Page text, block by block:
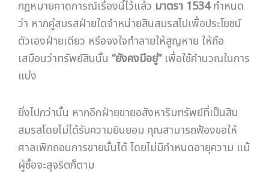
กฎหมายคาดการณ์เรื่องนี้ไว้แล้ว มาตรา 1534กำหนด
ว่า หากคู่สมรสฝ่ายใดจำหน่ายสินสมรสไปเพื่อประโยชน์
ตัวเองฝ่ายเดียว หรือจงใจทำลายให้สูญหาย ให้ถือ
เสมือนว่าทรัพย์สินนั้น “ยังคงมีอยู่”เพื่อใช้คำนวณในการ
แบ่ง
ยิ่งไปกว่านั้น หากอีกฝ่ายขายอสังหาริมทรัพย์ที่เป็นสิน
สมรสโดยไม่ได้รับความยินยอม คุณสามารถฟ้องขอให้
ศาลเพิกถอนการขายนั้นได้ โดยไม่มีกำหนดอายุความ แม้
ผู้ซื้อจะสุจริตก็ตาม